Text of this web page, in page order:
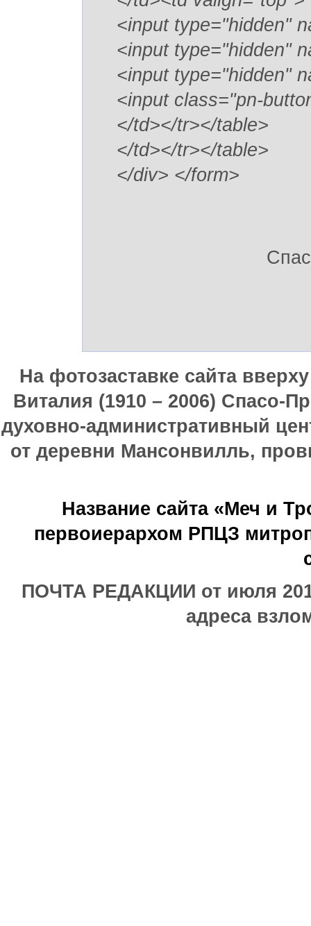
<input type="hidden"
<input type="hidden"
<input type="hidden"
<input class="pn-
</td></tr></table>
</td></tr></table>
</div> </form>
На фотозаставке сайта
Виталия (1910 – 2006) Спасо-
духовно-административный
от деревни Мансонвилль,
Название сайта «Меч и
первоиерархом РПЦЗ
ПОЧТА РЕДАКЦИИ от июля
адреса